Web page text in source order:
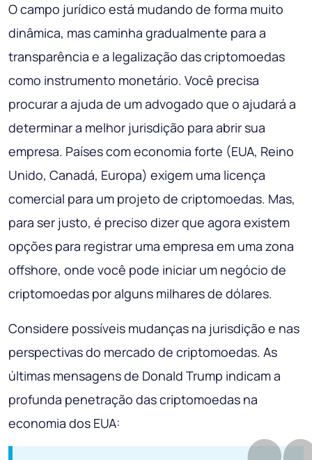
O campo jurídico está mudando de forma muito
dinâmica, mas caminha gradualmente para a
transparência e a legalização das criptomoedas
como instrumento monetário. Você precisa
procurar a ajuda de um advogado que o ajudará a
determinar a melhor jurisdição para abrir sua
empresa. Países com economia forte (EUA, Reino
Unido, Canadá, Europa) exigem uma licença
comercial para um projeto de criptomoedas. Mas,
para ser justo, é preciso dizer que agora existem
opções para registrar uma empresa em uma zona
offshore, onde você pode iniciar um negócio de
criptomoedas por alguns milhares de dólares.
Considere possíveis mudanças na jurisdição e nas
perspectivas do mercado de criptomoedas. As
últimas mensagens de Donald Trump indicam a
profunda penetração das criptomoedas na
economia dos EUA: